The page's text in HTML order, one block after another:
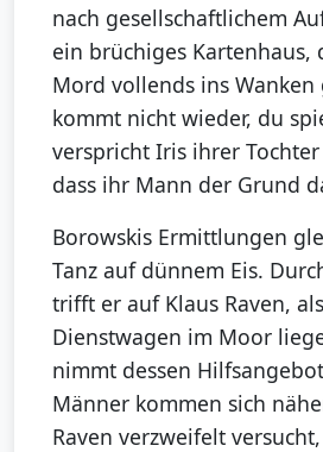
nach gesellschaftlichem
ein brüchiges Kartenhaus,
Mord vollends ins Wanken
kommt nicht wieder, du
verspricht Iris ihrer
dass ihr Mann der Grund
Borowskis Ermittlungen
Tanz auf dünnem Eis.
trifft er auf Klaus Raven,
Dienstwagen im Moor
nimmt dessen
Männer kommen sich
Raven verzweifelt